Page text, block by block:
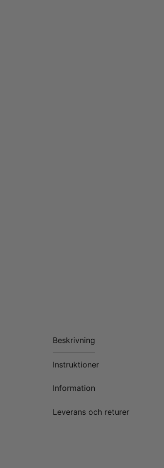
Beskrivning
Instruktioner
Information
Leverans och returer